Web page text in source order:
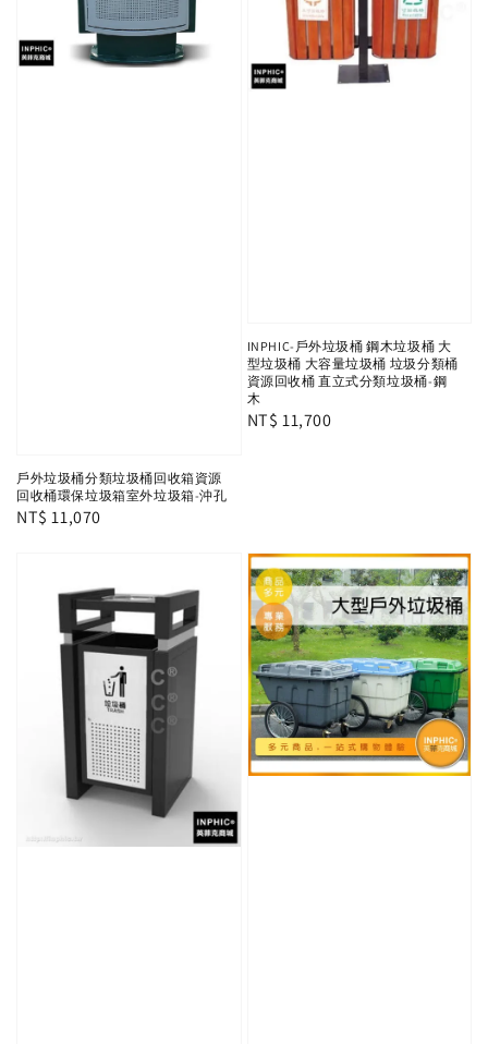
戶外垃圾桶分類垃圾桶回收箱資源
回收桶環保垃圾箱室外垃圾箱-沖孔
Regular
NT$ 11,070
INPHIC-戶外垃圾桶 鋼木垃圾桶 大
型垃圾桶 大容量垃圾桶 垃圾分類桶
資源回收桶 直立式分類垃圾桶-鋼
木
Regular
NT$ 11,700